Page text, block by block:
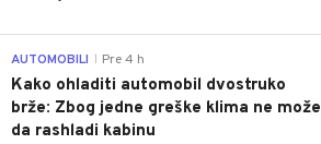
AUTOMOBILI Pre 4 h
Kako ohladiti automobil dvostruko
brže: Zbog jedne greške klima ne može
da rashladi kabinu